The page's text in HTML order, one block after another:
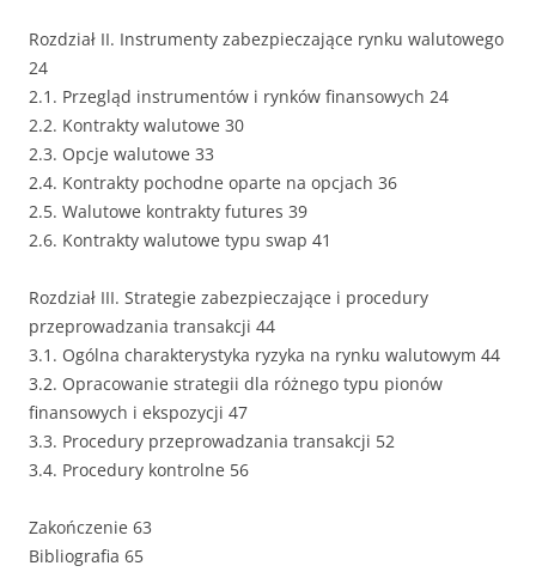
Rozdział II. Instrumenty zabezpieczające rynku walutowego
24
2.1. Przegląd instrumentów i rynków finansowych 24
2.2. Kontrakty walutowe 30
2.3. Opcje walutowe 33
2.4. Kontrakty pochodne oparte na opcjach 36
2.5. Walutowe kontrakty futures 39
2.6. Kontrakty walutowe typu swap 41
Rozdział III. Strategie zabezpieczające i procedury
przeprowadzania transakcji 44
3.1. Ogólna charakterystyka ryzyka na rynku walutowym 44
3.2. Opracowanie strategii dla różnego typu pionów
finansowych i ekspozycji 47
3.3. Procedury przeprowadzania transakcji 52
3.4. Procedury kontrolne 56
Zakończenie 63
Bibliografia 65